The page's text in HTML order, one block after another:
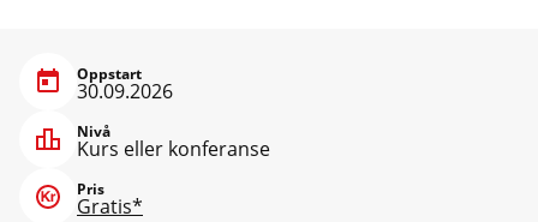
Oppstart
30.09.2026
Nivå
Kurs eller konferanse
Pris
Gratis*